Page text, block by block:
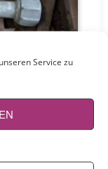
Service zu